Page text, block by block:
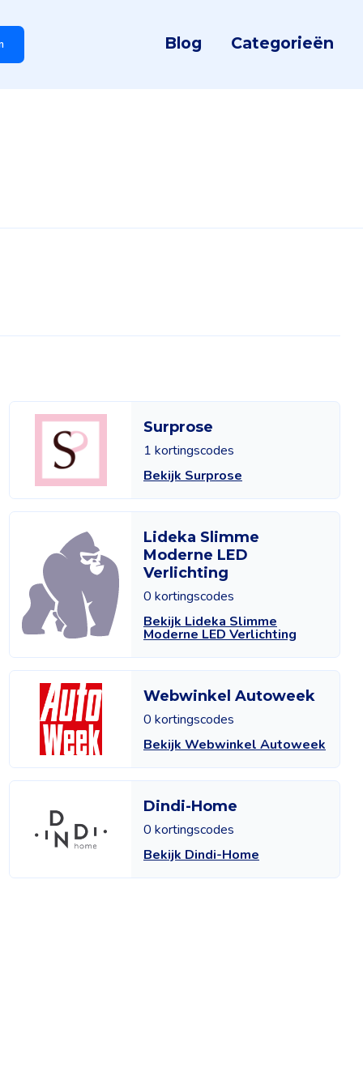
Blog Categorieën
Surprose
1 kortingscodes
Bekijk Surprose
Lideka Slimme
Moderne LED
Verlichting
0 kortingscodes
Bekijk Lideka Slimme
Moderne LED Verlichting
Webwinkel Autoweek
0 kortingscodes
Bekijk Webwinkel Autoweek
Dindi-Home
0 kortingscodes
Bekijk Dindi-Home